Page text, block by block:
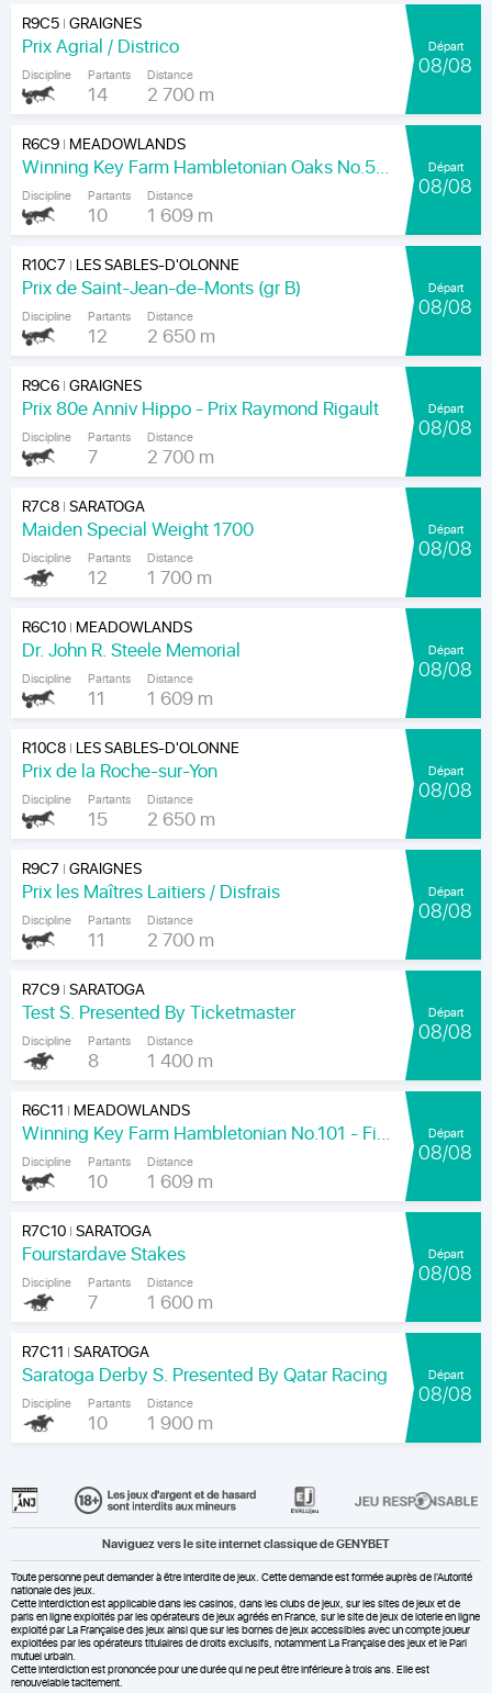
R9C5|GRAIGNES
Prix Agrial / Districo
Discipline Partants
14
Distance
2 700 m
Départ
08/08
R6C9| MEADOWLANDS
Winning Key Farm Hambletonian Oaks No.56 - Final
Discipline Partants
10
Distance
1 609 m
Départ
08/08
R10C7 | LES SABLES-D'OLONNE
Prix de Saint-Jean-de-Monts (gr B)
Discipline Partants
12
Distance
2 650 m
Départ
08/08
R9C6|GRAIGNES
Prix 80e Anniv Hippo - Prix Raymond Rigault
Discipline Partants
7
Distance
2 700 m
Départ
08/08
R7C8|SARATOGA
Maiden Special Weight 1700
Discipline Partants
12
Distance
1 700 m
Départ
08/08
R6C10| MEADOWLANDS
Dr. John R. Steele Memorial
Discipline Partants
11
Distance
1 609 m
Départ
08/08
R10C8| LES SABLES-D'OLONNE
Prix de la Roche-sur-Yon
Discipline Partants
15
Distance
2 650 m
Départ
08/08
R9C7 |GRAIGNES
Prix les Maîtres Laitiers / Disfrais
Discipline Partants
11
Distance
2 700 m
Départ
08/08
R7C9|SARATOGA
Test S. Presented By Ticketmaster
Discipline Partants
8
Distance
1 400 m
Départ
08/08
R6C11 | MEADOWLANDS
Winning Key Farm Hambletonian No.101 - Final
Discipline Partants
10
Distance
1 609 m
Départ
08/08
R7C10|SARATOGA
Fourstardave Stakes
Discipline Partants
7
Distance
1 600 m
Départ
08/08
R7C11 |SARATOGA
Saratoga Derby S. Presented By Qatar Racing
Discipline Partants
10
Distance
1 900 m
Départ
08/08
Naviguez vers le site internet classique de GENYBET
Toute personne peut demander à être interdite de jeux. Cette demande est formée auprès de l'Autorité
nationale des jeux.
Cette interdiction est applicable dans les casinos, dans les clubs de jeux, sur les sites de jeux et de
paris en ligne exploités par les opérateurs de jeux agréés en France, sur le site de jeux de loterie en ligne
exploité par La Française des jeux ainsi que sur les bornes de jeux accessibles avec un compte joueur
exploitées par les opérateurs titulaires de droits exclusifs, notamment La Française des jeux et le Pari
mutuel urbain.
Cette interdiction est prononcée pour une durée qui ne peut être inférieure à trois ans. Elle est
renouvelable tacitement.